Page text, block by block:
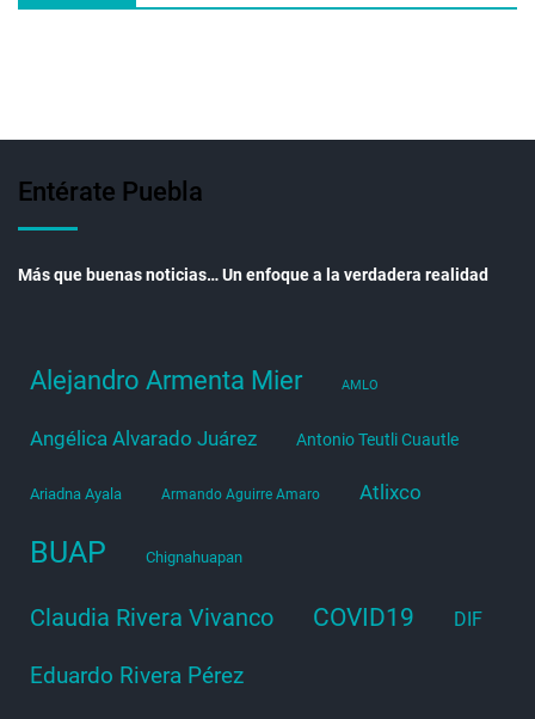
Entérate Puebla
Más que buenas noticias… Un enfoque a la verdadera realidad
Alejandro Armenta Mier AMLO
Angélica Alvarado Juárez Antonio Teutli Cuautle
Ariadna Ayala Armando Aguirre Amaro Atlixco
BUAP Chignahuapan
Claudia Rivera Vivanco COVID19 DIF
Eduardo Rivera Pérez